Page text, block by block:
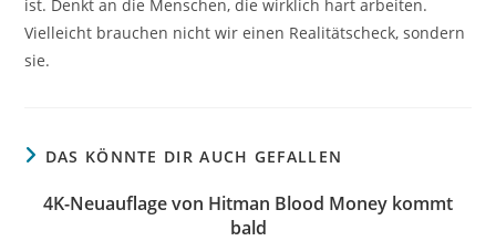
ist. Denkt an die Menschen, die wirklich hart arbeiten.
Vielleicht brauchen nicht wir einen Realitätscheck, sondern
sie.
DAS KÖNNTE DIR AUCH GEFALLEN
4K-Neuauflage von Hitman Blood Money kommt
bald